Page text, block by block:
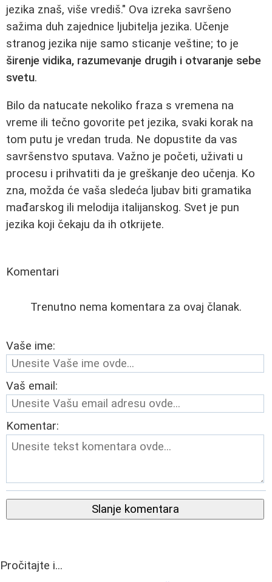
jezika znaš, više vrediš." Ova izreka savršeno
sažima duh zajednice ljubitelja jezika. Učenje
stranog jezika nije samo sticanje veštine; to je
širenje vidika, razumevanje drugih i otvaranje sebe
svetu.
Bilo da natucate nekoliko fraza s vremena na
vreme ili tečno govorite pet jezika, svaki korak na
tom putu je vredan truda. Ne dopustite da vas
savršenstvo sputava. Važno je početi, uživati u
procesu i prihvatiti da je greškanje deo učenja. Ko
zna, možda će vaša sledeća ljubav biti gramatika
mađarskog ili melodija italijanskog. Svet je pun
jezika koji čekaju da ih otkrijete.
Komentari
Trenutno nema komentara za ovaj članak.
Vaše ime:
Vaš email:
Komentar:
Slanje komentara
Pročitajte i...